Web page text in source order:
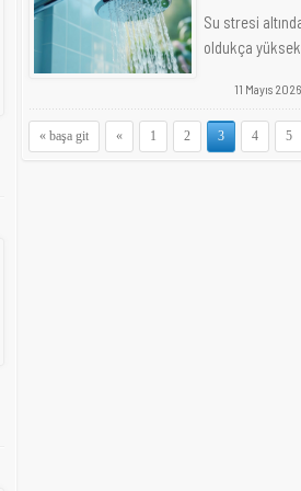
Su stresi
oldukça
11 Mayıs
« başa git « 1 2 3 4 5